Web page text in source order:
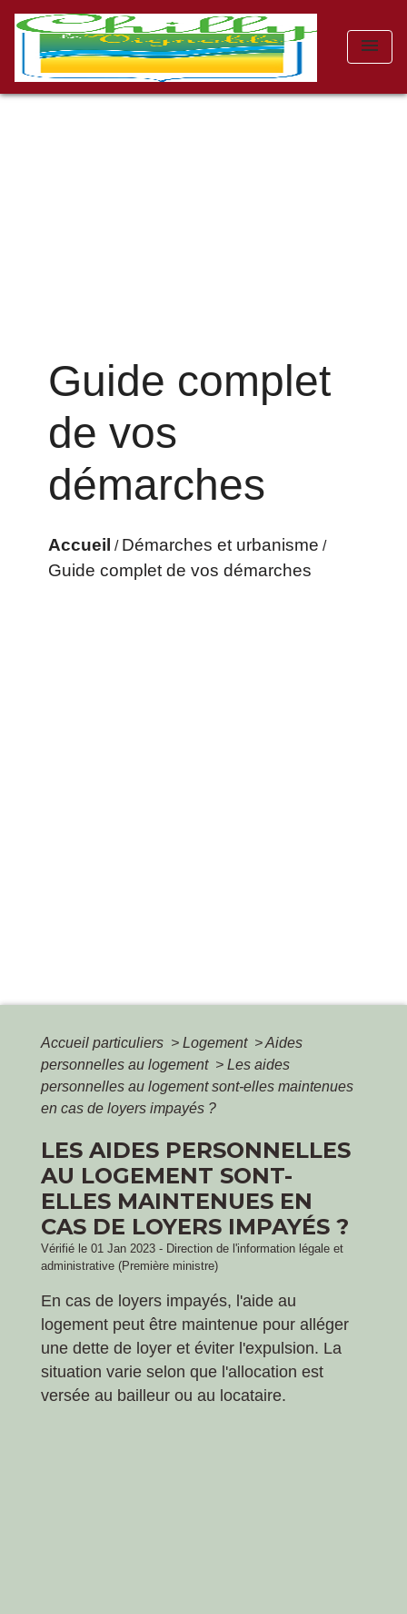
menu
Guide complet
de vos
démarches
Accueil / Démarches et urbanisme /
Guide complet de vos démarches
Accueil particuliers > Logement >Aides
personnelles au logement > Les aides
personnelles au logement sont-elles maintenues
en cas de loyers impayés ?
LES AIDES PERSONNELLES
AU LOGEMENT SONT-
ELLES MAINTENUES EN
CAS DE LOYERS IMPAYÉS ?
Vérifié le 01 Jan 2023 - Direction de l'information légale et
administrative (Première ministre)
En cas de loyers impayés, l'aide au
logement peut être maintenue pour alléger
une dette de loyer et éviter l'expulsion. La
situation varie selon que l'allocation est
versée au bailleur ou au locataire.